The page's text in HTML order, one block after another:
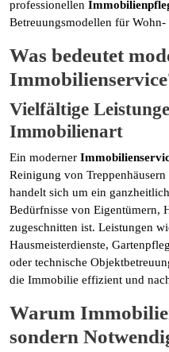
professionellen
Betreuungsmodellen für
Was bedeutet
Vielfältige
Immobilienart
Ein moderner
Reinigung von Treppenhäusern
handelt sich um ein
Bedürfnisse von Eigentümern,
zugeschnitten ist. Leistungen
Hausmeisterdienste,
oder technische
die Immobilie effizient und
Warum
sondern